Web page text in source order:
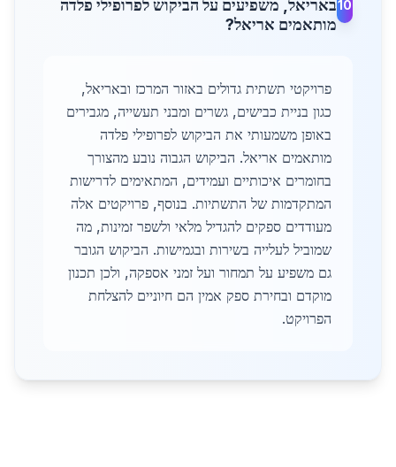
10באריאל, משפיעים על הביקוש לפרופילי פלדה
מותאמים אריאל?
פרויקטי תשתית גדולים באזור המרכז ובאריאל,
כגון בניית כבישים, גשרים ומבני תעשייה, מגבירים
באופן משמעותי את הביקוש לפרופילי פלדה
מותאמים אריאל. הביקוש הגבוה נובע מהצורך
בחומרים איכותיים ועמידים, המתאימים לדרישות
המתקדמות של התשתיות. בנוסף, פרויקטים אלה
מעודדים ספקים להגדיל מלאי ולשפר זמינות, מה
שמוביל לעלייה בשירות ובגמישות. הביקוש הגובר
גם משפיע על תמחור ועל זמני אספקה, ולכן תכנון
מוקדם ובחירת ספק אמין הם חיוניים להצלחת
הפרויקט.